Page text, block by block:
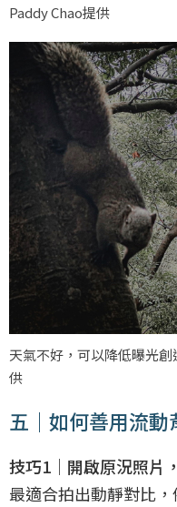
Paddy Chao提供
天氣不好，可以降低曝光
供
五｜如何善用流動
技巧1｜開啟原況照片
最適合拍出動靜對比